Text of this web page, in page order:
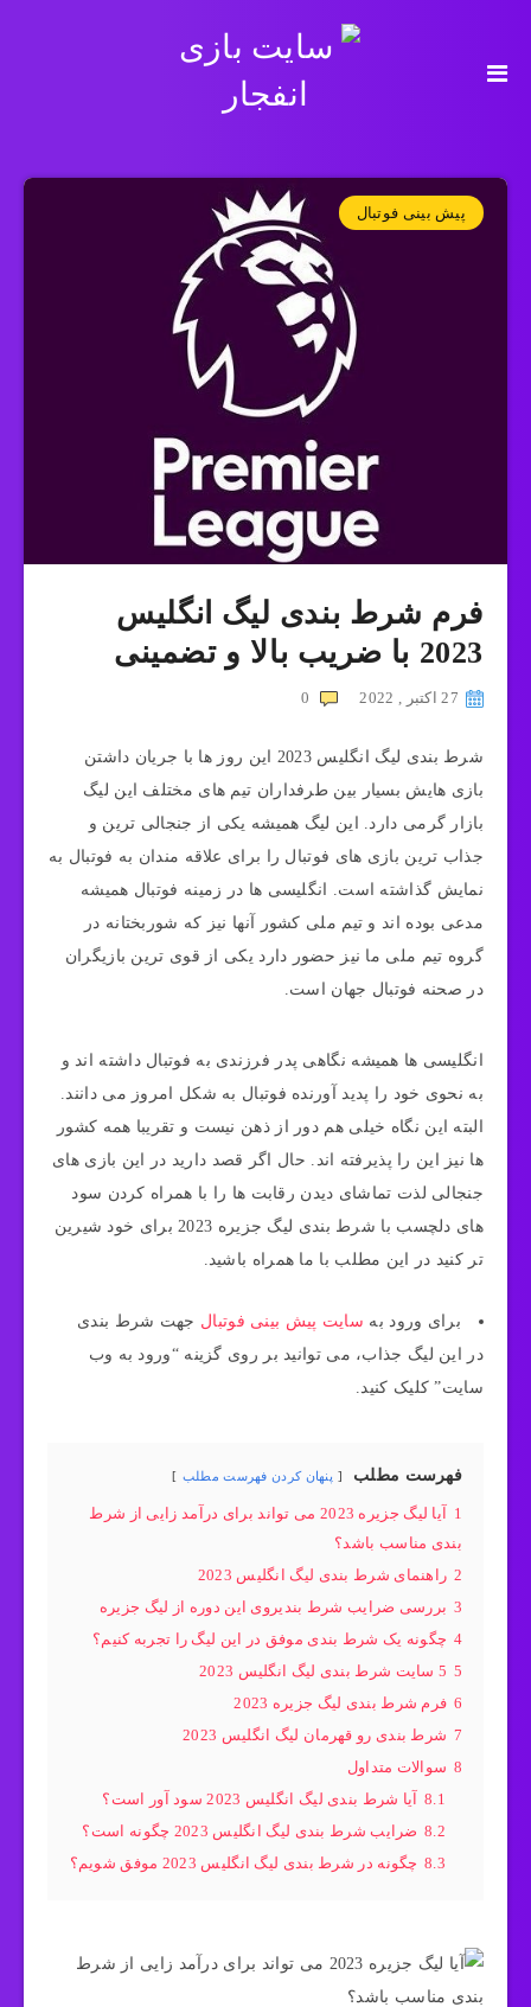
پیش بینی فوتبال
فرم شرط بندی لیگ انگلیس
2023 با ضریب بالا و تضمینی
27 اکتبر , 2022 0
شرط بندی لیگ انگلیس 2023 این روز ها با جریان داشتن
بازی هایش بسیار بین طرفداران تیم های مختلف این لیگ
بازار گرمی دارد. این لیگ همیشه یکی از جنجالی ترین و
جذاب ترین بازی های فوتبال را برای علاقه مندان به فوتبال به
نمایش گذاشته است. انگلیسی ها در زمینه فوتبال همیشه
مدعی بوده اند و تیم ملی کشور آنها نیز که شوربختانه در
گروه تیم ملی ما نیز حضور دارد یکی از قوی ترین بازیگران
در صحنه فوتبال جهان است.
انگلیسی ها همیشه نگاهی پدر فرزندی به فوتبال داشته اند و
به نحوی خود را پدید آورنده فوتبال به شکل امروز می دانند.
البته این نگاه خیلی هم دور از ذهن نیست و تقریبا همه کشور
ها نیز این را پذیرفته اند. حال اگر قصد دارید در این بازی های
جنجالی لذت تماشای دیدن رقابت ها را با همراه کردن سود
های دلچسب با شرط بندی لیگ جزیره 2023 برای خود شیرین
تر کنید در این مطلب با ما همراه باشید.
برای ورود به سایت پیش بینی فوتبال جهت شرط بندی
در این لیگ جذاب، می توانید بر روی گزینه “ورود به وب
سایت” کلیک کنید.
فهرست مطلب پنهان کردن فهرست مطلب
1
آیا لیگ جزیره 2023 می تواند برای درآمد زایی از شرط
بندی مناسب باشد؟
2 راهنمای شرط بندی لیگ انگلیس 2023
3 بررسی ضرایب شرط بندیروی این دوره از لیگ جزیره
4 چگونه یک شرط بندی موفق در این لیگ را تجربه کنیم؟
5 5 سایت شرط بندی لیگ انگلیس 2023
6 فرم شرط بندی لیگ جزیره 2023
7 شرط بندی رو قهرمان لیگ انگلیس 2023
8 سوالات متداول
8.1
آیا شرط بندی لیگ انگلیس 2023 سود آور است؟
8.2 ضرایب شرط بندی لیگ انگلیس 2023 چگونه است؟
8.3 چگونه در شرط بندی لیگ انگلیس 2023 موفق شویم؟